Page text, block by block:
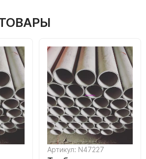
Артикул: N47227